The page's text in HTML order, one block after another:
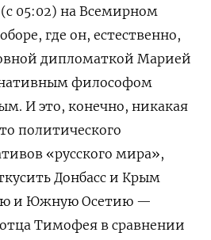
(с 05:02) на Всемирном
где он, естественно,
дипломаткой Марией
философом
И это, конечно, никакая
политического
«русского мира»,
Донбасс и Крым
и Южную Осетию —
Тимофея в сравнении